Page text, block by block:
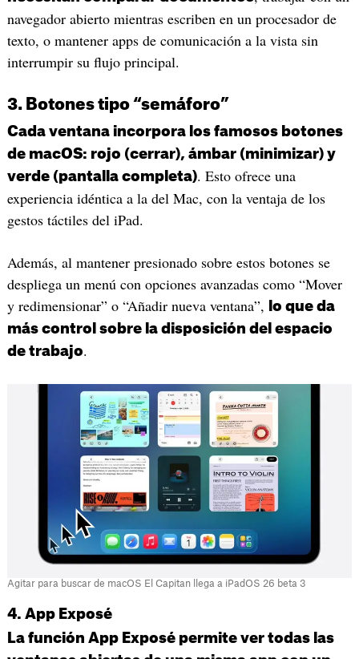
navegador abierto mientras escriben en un procesador de
texto, o mantener apps de comunicación a la vista sin
interrumpir su flujo principal.
3. Botones tipo “semáforo”
Cada ventana incorpora los famosos botones
de macOS: rojo (cerrar), ámbar (minimizar) y
verde (pantalla completa). Esto ofrece una
experiencia idéntica a la del Mac, con la ventaja de los
gestos táctiles del iPad.
Además, al mantener presionado sobre estos botones se
despliega un menú con opciones avanzadas como “Mover
y redimensionar” o “Añadir nueva ventana”,
lo que da
más control sobre la disposición del espacio
de trabajo.
Agitar para buscar de macOS El Capitan llega a iPadOS 26 beta 3
4. App Exposé
La función App Exposé permite ver todas las